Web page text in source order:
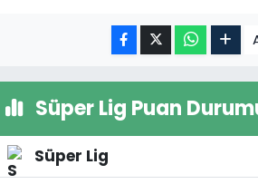
Süper Lig Puan
Süper Lig